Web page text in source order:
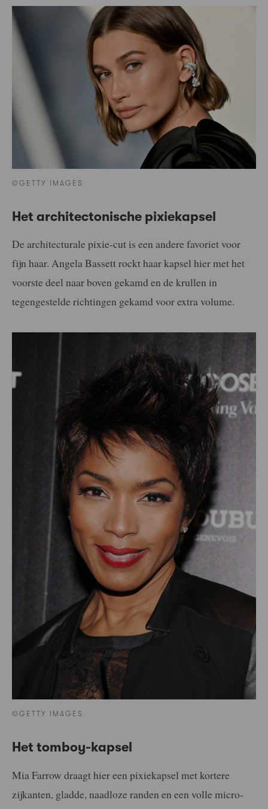
©GETTY IMAGES
Het architectonische pixiekapsel
De architecturale pixie-cut is een andere favoriet voor
fijn haar. Angela Bassett rockt haar kapsel hier met het
voorste deel naar boven gekamd en de krullen in
tegengestelde richtingen gekamd voor extra volume.
©GETTY IMAGES
Het tomboy-kapsel
Mia Farrow draagt hier een pixiekapsel met kortere
zijkanten, gladde, naadloze randen en een volle micro-